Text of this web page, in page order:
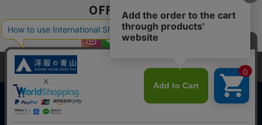
OFFICIAL SNS
当サイトでは、快適な閲覧体験とコンテンツ改善のためにCookieを使用
しています。閲覧を続けることで、Cookieの使用に同意したものとみな
します。詳細については